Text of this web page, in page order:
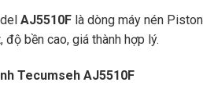
AJ5510F là dòng máy nén
bền cao, giá thành hợp lý.
Tecumseh AJ5510F